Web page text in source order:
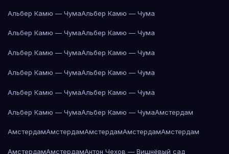
Альбер Камю — ЧумаАльбер Камю — Чума
Альбер Камю — ЧумаАльбер Камю — Чума
Альбер Камю — ЧумаАльбер Камю — Чума
Альбер Камю — ЧумаАльбер Камю — Чума
Альбер Камю — ЧумаАльбер Камю — Чума
Альбер Камю — ЧумаАльбер Камю — ЧумаАмстердам
АмстердамАмстердамАмстердамАмстердамАмстердам
АмстердамАмстердамАнтон Чехов — Вишнёвый сад